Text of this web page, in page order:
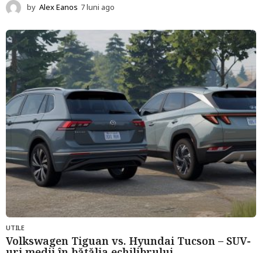
by Alex Eanos 7 luni ago
u
n
i
a
g
o
UTILE
Volkswagen Tiguan vs. Hyundai Tucson – SUV-